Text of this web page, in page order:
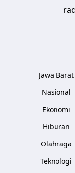
Jawa Barat
Nasional
Ekonomi
Hiburan
Olahraga
Teknologi